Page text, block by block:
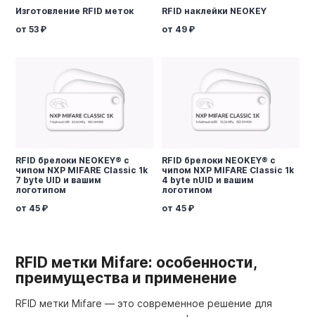
Изготовление RFID меток
от 53
RFID наклейки NEOKEY
от 49
RFID брелоки NEOKEY® с
чипом NXP MIFARE Classic 1k
7 byte UID и вашим
логотипом
от 45
RFID брелоки NEOKEY® с
чипом NXP MIFARE Classic 1k
4 byte nUID и вашим
логотипом
от 45
RFID метки Mifare: особенности,
преимущества и применение
RFID метки Mifare — это современное решение для